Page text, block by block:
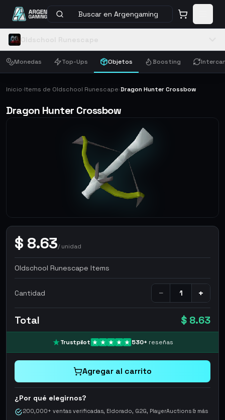
Buscar en Argengaming
Monedas Top-Ups Objetos Boosting
Inicio›Items de Oldschool Runescape›Dragon Hunter Crossbow
Dragon Hunter Crossbow
$ 8.63/unidad
Oldschool Runescape Items
Cantidad − +
Total $ 8.63
Trustpilot 530+ reseñas
Agregar al carrito
¿Por qué elegirnos?
200,000+ ventas verificadas, Eldorado, G2G, PlayerAuctions & más